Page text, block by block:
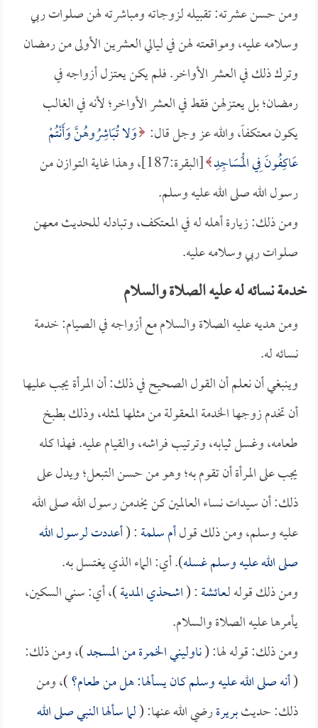
ومن حسن عشرته: تقبيله لزوجاته ومباشرته لهن صلوات ربي
وسلامه عليه، ومواقعته لهن في ليالي العشرين الأولى من رمضان
وترك ذلك في العشر الأواخر. فلم يكن يعتزل أزواجه في
رمضان؛ بل يعتزلهن فقط في العشر الأواخر؛ لأنه في الغالب
يكون معتكفاً، والله عز وجل قال: وَلا تُبَاشِرُوهُنَّ وَأَنْتُمْ
عَاكِفُونَ فِي الْمَسَاجِدِ
[البقرة:187]، وهذا غاية التوازن من
رسول الله صلى الله عليه وسلم.
ومن ذلك: زيارة أهله له في المعتكف، وتبادله للحديث معهن
صلوات ربي وسلامه عليه.
خدمة نسائه له عليه الصلاة والسلام
ومن هديه عليه الصلاة والسلام مع أزواجه في الصيام: خدمة
نسائه له.
وينبغي أن نعلم أن القول الصحيح في ذلك: أن المرأة يجب عليها
أن تخدم زوجها الخدمة المعقولة من مثلها لمثله، وذلك بطبخ
طعامه، وغسل ثيابه، وترتيب فراشه، والقيام عليه. فهذا كله
يجب على المرأة أن تقوم به؛ وهو من حسن التبعل؛ ويدل على
ذلك: أن سيدات نساء العالمين كن يخدمن رسول الله صلى الله
عليه وسلم، ومن ذلك قولأم سلمة: (أعددت لرسول الله
صلى الله عليه وسلم غسله). أي: الماء الذي يغتسل به.
ومن ذلك قوله لـعائشة: (اشحذي المدية)، أي: سني السكين،
يأمرها عليه الصلاة والسلام.
ومن ذلك: قوله لها: (ناوليني الخمرة من المسجد)، ومن ذلك:
(أنه صلى الله عليه وسلم كان يسألها: هل من طعام؟)، ومن
ذلك: حديثبريرةرضي الله عنها: (لما سألها النبي صلى الله